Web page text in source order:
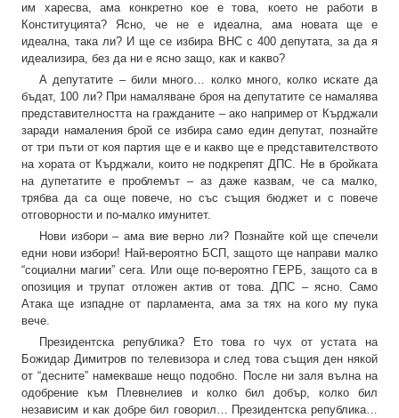
им харесва, ама конкретно кое е това, което не работи в
Конституцията? Ясно, че не е идеална, ама новата ще е
идеална, така ли? И ще се избира ВНС с 400 депутата, за да я
идеализира, без да ни е ясно защо, как и какво?
А депутатите – били много… колко много, колко искате да
бъдат, 100 ли? При намаляване броя на депутатите се намалява
представителността на гражданите – ако например от Кърджали
заради намаления брой се избира само един депутат, познайте
от три пъти от коя партия ще е и какво ще е представителството
на хората от Кърджали, които не подкрепят ДПС. Не в бройката
на дупетатите е проблемът – аз даже казвам, че са малко,
трябва да са още повече, но със същия бюджет и с повече
отговорности и по-малко имунитет.
Нови избори – ама вие верно ли? Познайте кой ще спечели
едни нови избори! Най-вероятно БСП, защото ще направи малко
“социални магии” сега. Или още по-вероятно ГЕРБ, защото са в
опозиция и трупат отложен актив от това. ДПС – ясно. Само
Атака ще изпадне от парламента, ама за тях на кого му пука
вече.
Президентска република? Ето това го чух от устата на
Божидар Димитров по телевизора и след това същия ден някой
от “десните” намекваше нещо подобно. После ни заля вълна на
одобрение към Плевнелиев и колко бил добър, колко бил
независим и как добре бил говорил… Президентска република…